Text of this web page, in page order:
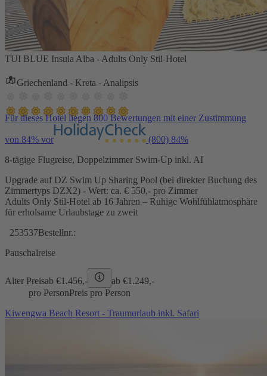
TUI BLUE Insula Alba - Adults Only Stil-Hotel
Griechenland - Kreta - Analipsis
Für dieses Hotel liegen 800 Bewertungen mit einer Zustimmung
von 84% vor (800) 84%
8-tägige Flugreise, Doppelzimmer Swim-Up inkl. AI
Upgrade auf DZ Swim Up Sharing Pool (bei direkter Buchung des
Zimmertyps DZX2) - Wert: ca. € 550,- pro Zimmer
Adults Only Stil-Hotel ab 16 Jahren – Ruhige Wohlfühlatmosphäre
für erholsame Urlaubstage zu zweit
253537Bestellnr.:
Pauschalreise
Alter Preisab €1.456,- ab €1.249,-
pro PersonPreis pro Person
Kiwengwa Beach Resort - Traumurlaub inkl. Safari